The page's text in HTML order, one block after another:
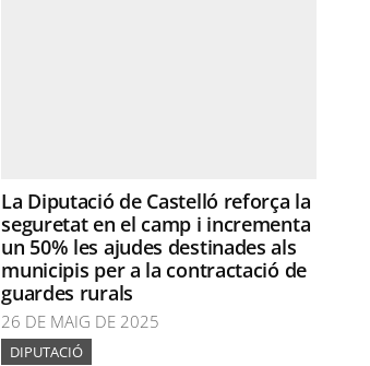
La Diputació de Castelló reforça la
seguretat en el camp i incrementa
un 50% les ajudes destinades als
municipis per a la contractació de
guardes rurals
26 DE MAIG DE 2025
DIPUTACIÓ